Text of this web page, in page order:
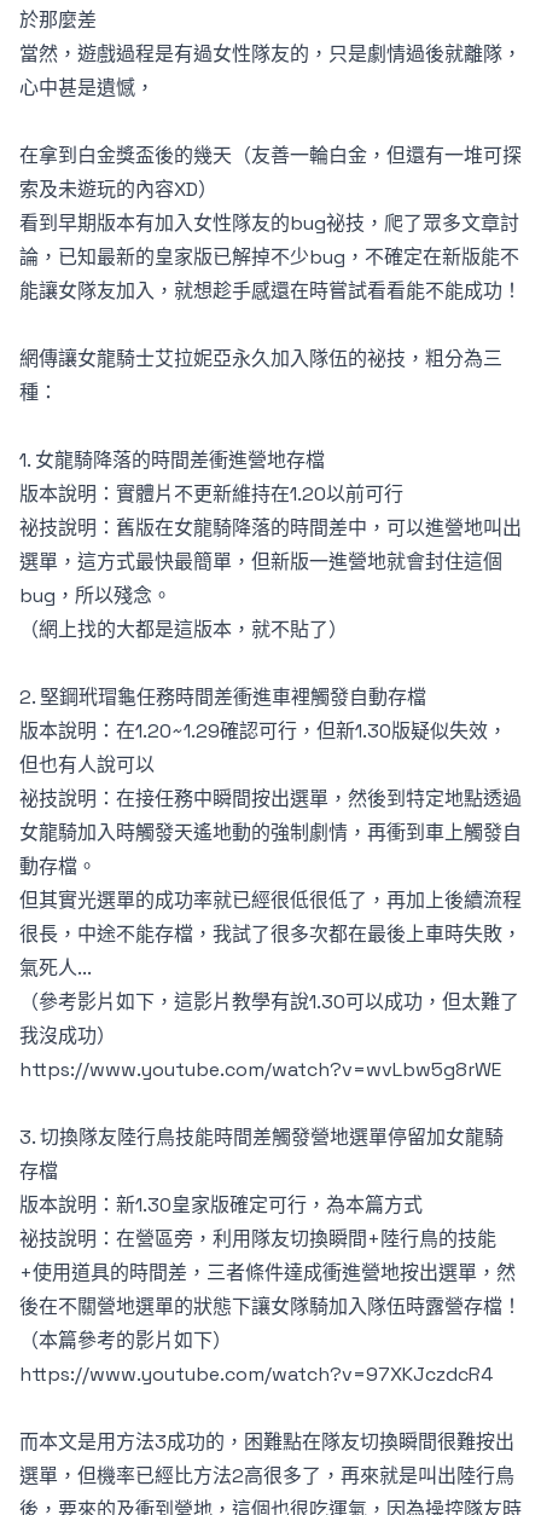
於那麼差
當然，遊戲過程是有過女性隊友的，只是劇情過後就離隊，
心中甚是遺憾，
在拿到白金獎盃後的幾天（友善一輪白金，但還有一堆可探
索及未遊玩的內容XD）
看到早期版本有加入女性隊友的bug祕技，爬了眾多文章討
論，已知最新的皇家版已解掉不少bug，不確定在新版能不
能讓女隊友加入，就想趁手感還在時嘗試看看能不能成功！
網傳讓女龍騎士艾拉妮亞永久加入隊伍的祕技，粗分為三
種：
1. 女龍騎降落的時間差衝進營地存檔
版本說明：實體片不更新維持在1.20以前可行
祕技說明：舊版在女龍騎降落的時間差中，可以進營地叫出
選單，這方式最快最簡單，但新版一進營地就會封住這個
bug，所以殘念。
（網上找的大都是這版本，就不貼了）
2. 堅鋼玳瑁龜任務時間差衝進車裡觸發自動存檔
版本說明：在1.20~1.29確認可行，但新1.30版疑似失效，
但也有人說可以
祕技說明：在接任務中瞬間按出選單，然後到特定地點透過
女龍騎加入時觸發天遙地動的強制劇情，再衝到車上觸發自
動存檔。
但其實光選單的成功率就已經很低很低了，再加上後續流程
很長，中途不能存檔，我試了很多次都在最後上車時失敗，
氣死人...
（參考影片如下，這影片教學有說1.30可以成功，但太難了
我沒成功）
https://www.youtube.com/watch?v=wvLbw5g8rWE
3. 切換隊友陸行鳥技能時間差觸發營地選單停留加女龍騎
存檔
版本說明：新1.30皇家版確定可行，為本篇方式
祕技說明：在營區旁，利用隊友切換瞬間+陸行鳥的技能
+使用道具的時間差，三者條件達成衝進營地按出選單，然
後在不關營地選單的狀態下讓女隊騎加入隊伍時露營存檔！
（本篇參考的影片如下）
https://www.youtube.com/watch?v=97XKJczdcR4
而本文是用方法3成功的，困難點在隊友切換瞬間很難按出
選單，但機率已經比方法2高很多了，再來就是叫出陸行鳥
後，要來的及衝到營地，這個也很吃運氣，因為操控隊友時